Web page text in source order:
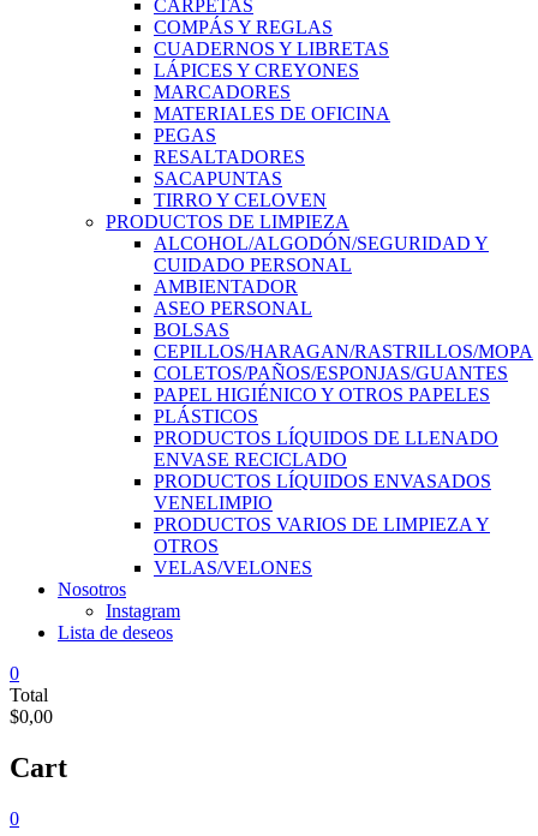
CARPETAS
COMPÁS Y REGLAS
CUADERNOS Y LIBRETAS
LÁPICES Y CREYONES
MARCADORES
MATERIALES DE OFICINA
PEGAS
RESALTADORES
SACAPUNTAS
TIRRO Y CELOVEN
PRODUCTOS DE LIMPIEZA
ALCOHOL/ALGODÓN/SEGURIDAD Y
CUIDADO PERSONAL
AMBIENTADOR
ASEO PERSONAL
BOLSAS
CEPILLOS/HARAGAN/RASTRILLOS/MOPA
COLETOS/PAÑOS/ESPONJAS/GUANTES
PAPEL HIGIÉNICO Y OTROS PAPELES
PLÁSTICOS
PRODUCTOS LÍQUIDOS DE LLENADO
ENVASE RECICLADO
PRODUCTOS LÍQUIDOS ENVASADOS
VENELIMPIO
PRODUCTOS VARIOS DE LIMPIEZA Y
OTROS
VELAS/VELONES
Nosotros
Instagram
Lista de deseos
0
Total
$0,00
Cart
0